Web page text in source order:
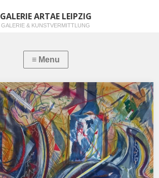
GALERIE ARTAE LEIPZIG
GALERIE & KUNSTVERMITTLUNG